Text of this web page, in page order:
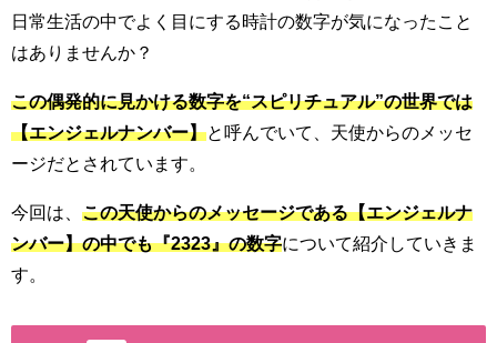
日常生活の中でよく目にする時計の数字が気になったこと
はありませんか？
この偶発的に見かける数字を“スピリチュアル”の世界では
【エンジェルナンバー】と呼んでいて、天使からのメッセ
ージだとされています。
今回は、 この天使からのメッセージである【エンジェルナ
ンバー】の中でも『2323』の数字について紹介していきま
す。